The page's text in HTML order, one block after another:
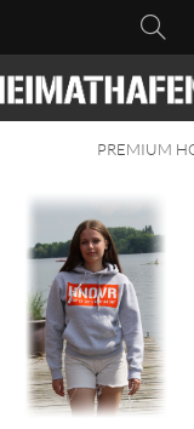
PREMIUM